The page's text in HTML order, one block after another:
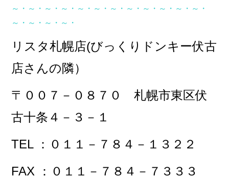
～・～・～・～・～・～・～・～・～・～・～・～・
～・～・～・～・
リスタ札幌店(びっくりドンキー伏古
店さんの隣）
〒００７－０８７０ 札幌市東区伏
古十条４－３－１
TEL ：０１１－７８４－１３２２
FAX ：０１１－７８４－７３３３